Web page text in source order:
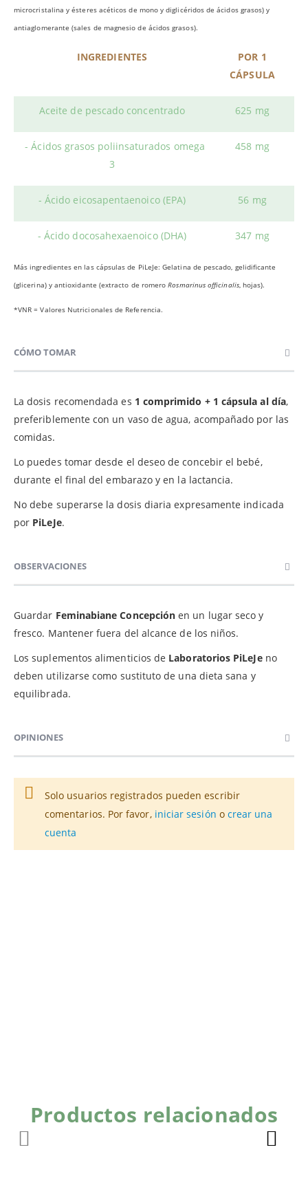
microcristalina y ésteres acéticos de mono y diglicéridos de ácidos grasos) y
antiaglomerante (sales de magnesio de ácidos grasos).
INGREDIENTES
POR 1
CÁPSULA
Aceite de pescado concentrado 625 mg
- Ácidos grasos poliinsaturados omega
3
458 mg
- Ácido eicosapentaenoico (EPA) 56 mg
- Ácido docosahexaenoico (DHA) 347 mg
Más ingredientes en las cápsulas de PiLeJe: Gelatina de pescado, gelidiﬁcante
(glicerina) y antioxidante (extracto de romeroRosmarinus officinalis, hojas).
*VNR = Valores Nutricionales de Referencia.
CÓMO TOMAR
La dosis recomendada es 1 comprimido + 1 cápsula al día,
preferiblemente con un vaso de agua, acompañado por las
comidas.
Lo puedes tomar desde el deseo de concebir el bebé,
durante el final del embarazo y en la lactancia.
No debe superarse la dosis diaria expresamente indicada
por PiLeJe.
OBSERVACIONES
Guardar Feminabiane Concepciónen un lugar seco y
fresco. Mantener fuera del alcance de los niños.
Los suplementos alimenticios de Laboratorios PiLeJeno
deben utilizarse como sustituto de una dieta sana y
equilibrada.
OPINIONES
Solo usuarios registrados pueden escribir
comentarios. Por favor, iniciar sesión o crear una
cuenta
Productos relacionados